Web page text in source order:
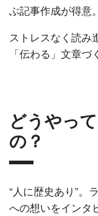
ぶ記事作成が得意。
ストレスなく読み
「伝わる」文章づ
どうやっ
の？
“人に歴史あり”。
への想いをインタ